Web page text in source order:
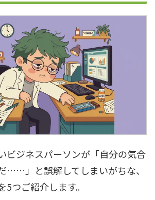
ビジネスパーソンが「自分の気合
……」と誤解してしまいがちな、
つご紹介します。